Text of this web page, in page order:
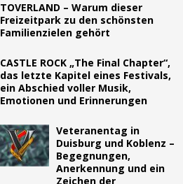
TOVERLAND – Warum dieser
Freizeitpark zu den schönsten
Familienzielen gehört
CASTLE ROCK „The Final Chapter“,
das letzte Kapitel eines Festivals,
ein Abschied voller Musik,
Emotionen und Erinnerungen
Veteranentag in
Duisburg und Koblenz –
Begegnungen,
Anerkennung und ein
Zeichen der